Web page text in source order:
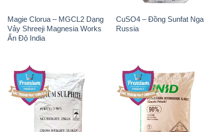
Magie Clorua – MGCL2 Dạng
Vảy Shreeji Magnesia Works
Ấn Độ India
CuSO4 – Đồng Sunfat Nga
Russia